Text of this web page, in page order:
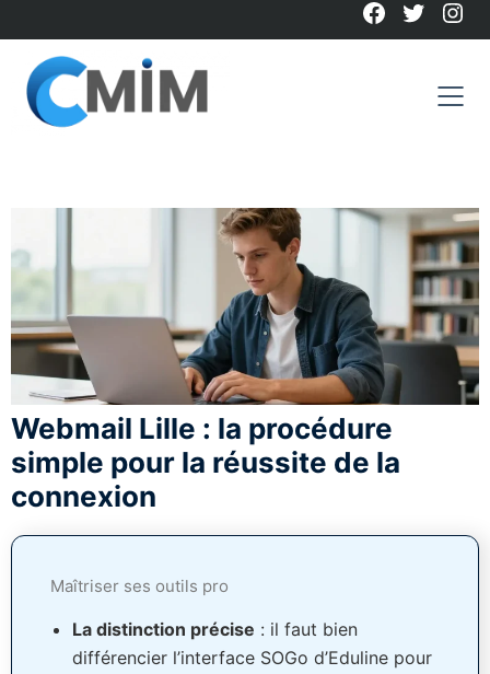
to
content
Facebook
Twitter
Webmail Lille : la procédure
simple pour la réussite de la
connexion
Maîtriser ses outils pro
La distinction précise : il faut bien
différencier l’interface SOGo d’Eduline pour